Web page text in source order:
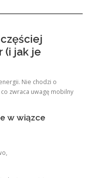
(i jak je
Nie chodzi o
zwraca uwagę mobilny
w wiązce